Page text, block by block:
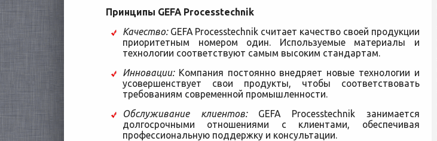
Принципы GEFA Processtechnik
Качество:GEFA Processtechnik считает качество своей продукции
приоритетным номером один. Используемые материалы и
технологии соответствуют самым высоким стандартам.
Инновации:Компания постоянно внедряет новые технологии и
усовершенствует свои продукты, чтобы соответствовать
требованиям современной промышленности.
Обслуживание клиентов:GEFA Processtechnik занимается
долгосрочными отношениями с клиентами, обеспечивая
профессиональную поддержку и консультации.